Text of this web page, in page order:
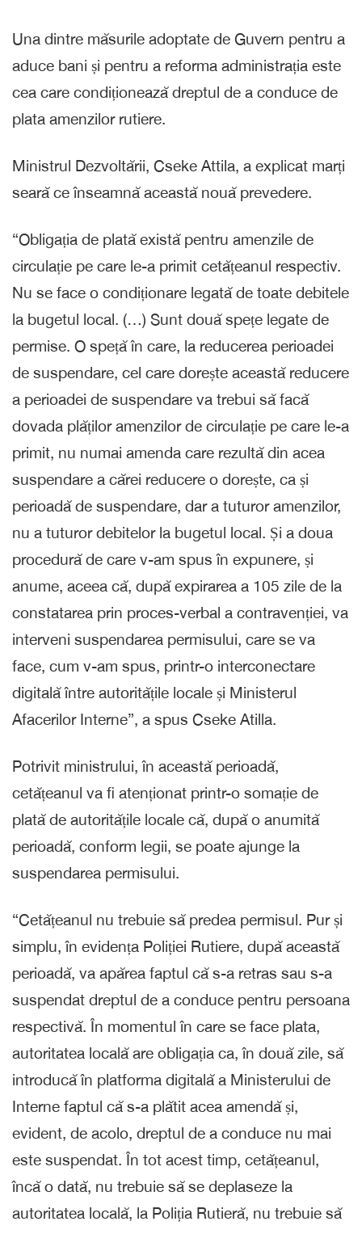
Una dintre măsurile adoptate de Guvern pentru a
aduce bani și pentru a reforma administrația este
cea care condiționează dreptul de a conduce de
plata amenzilor rutiere.
Ministrul Dezvoltării, Cseke Attila, a explicat marți
seară ce înseamnă această nouă prevedere.
“Obligația de plată există pentru amenzile de
circulație pe care le-a primit cetățeanul respectiv.
Nu se face o condiționare legată de toate debitele
la bugetul local. (…) Sunt două spețe legate de
permise. O speță în care, la reducerea perioadei
de suspendare, cel care dorește această reducere
a perioadei de suspendare va trebui să facă
dovada plăților amenzilor de circulație pe care le-a
primit, nu numai amenda care rezultă din acea
suspendare a cărei reducere o dorește, ca și
perioadă de suspendare, dar a tuturor amenzilor,
nu a tuturor debitelor la bugetul local. Și a doua
procedură de care v-am spus în expunere, și
anume, aceea că, după expirarea a 105 zile de la
constatarea prin proces-verbal a contravenției, va
interveni suspendarea permisului, care se va
face, cum v-am spus, printr-o interconectare
digitală între autoritățile locale și Ministerul
Afacerilor Interne”, a spus Cseke Atilla.
Potrivit ministrului, în această perioadă,
cetățeanul va fi atenționat printr-o somație de
plată de autoritățile locale că, după o anumită
perioadă, conform legii, se poate ajunge la
suspendarea permisului.
“Cetățeanul nu trebuie să predea permisul. Pur și
simplu, în evidența Poliției Rutiere, după această
perioadă, va apărea faptul că s-a retras sau s-a
suspendat dreptul de a conduce pentru persoana
respectivă. În momentul în care se face plata,
autoritatea locală are obligația ca, în două zile, să
introducă în platforma digitală a Ministerului de
Interne faptul că s-a plătit acea amendă și,
evident, de acolo, dreptul de a conduce nu mai
este suspendat. În tot acest timp, cetățeanul,
încă o dată, nu trebuie să se deplaseze la
autoritatea locală, la Poliția Rutieră, nu trebuie să